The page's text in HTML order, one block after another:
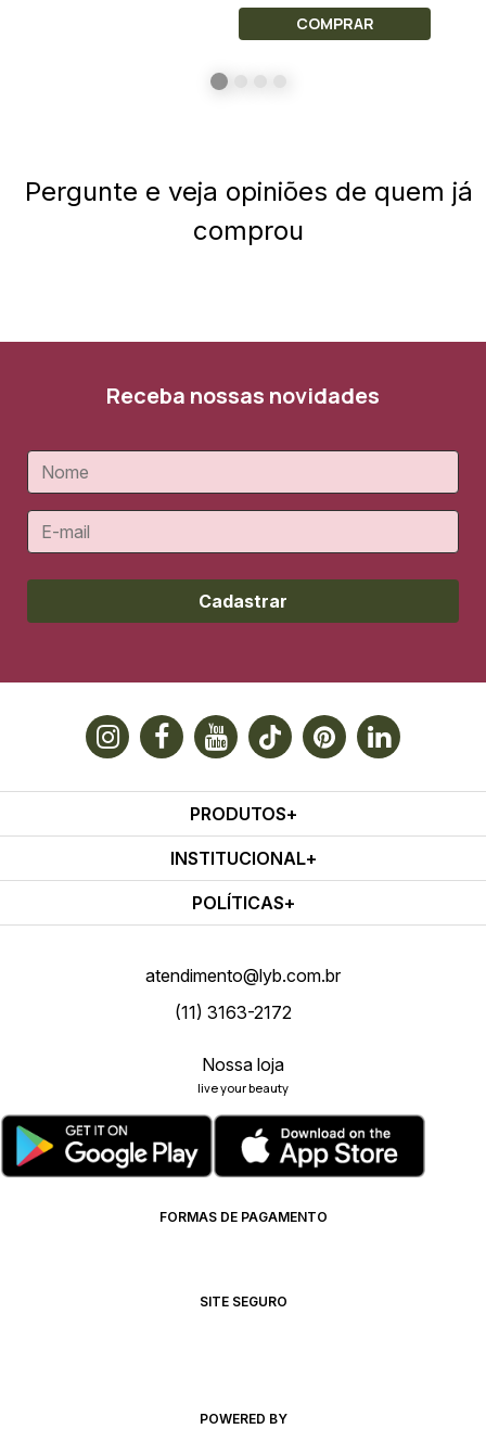
COMPRAR
Pergunte e veja opiniões de quem já
comprou
Receba nossas novidades
Cadastrar
PRODUTOS
INSTITUCIONAL
POLÍTICAS
atendimento@lyb.com.br
(11) 3163-2172
Nossa loja
live your beauty
FORMAS DE PAGAMENTO
SITE SEGURO
POWERED BY